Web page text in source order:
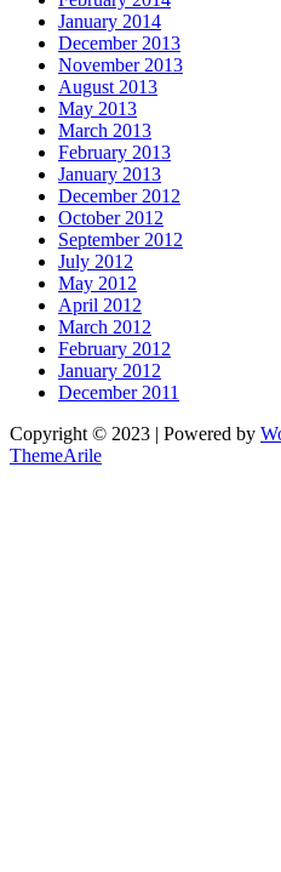
January 2014
December 2013
November 2013
August 2013
May 2013
March 2013
February 2013
January 2013
December 2012
October 2012
September 2012
July 2012
May 2012
April 2012
March 2012
February 2012
January 2012
December 2011
Copyright © 2023 | Powered by
ThemeArile